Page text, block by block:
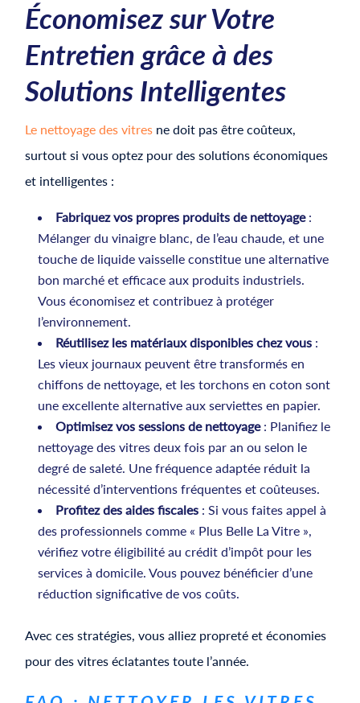
Économisez sur Votre
Entretien grâce à des
Solutions Intelligentes
Le nettoyage des vitres ne doit pas être coûteux,
surtout si vous optez pour des solutions économiques
et intelligentes :
Fabriquez vos propres produits de nettoyage:
Mélanger du vinaigre blanc, de l’eau chaude, et une
touche de liquide vaisselle constitue une alternative
bon marché et efficace aux produits industriels.
Vous économisez et contribuez à protéger
l’environnement.
Réutilisez les matériaux disponibles chez vous :
Les vieux journaux peuvent être transformés en
chiffons de nettoyage, et les torchons en coton sont
une excellente alternative aux serviettes en papier.
Optimisez vos sessions de nettoyage: Planifiez le
nettoyage des vitres deux fois par an ou selon le
degré de saleté. Une fréquence adaptée réduit la
nécessité d’interventions fréquentes et coûteuses.
Profitez des aides fiscales : Si vous faites appel à
des professionnels comme « Plus Belle La Vitre »,
vérifiez votre éligibilité au crédit d’impôt pour les
services à domicile. Vous pouvez bénéficier d’une
réduction significative de vos coûts.
Avec ces stratégies, vous alliez propreté et économies
pour des vitres éclatantes toute l’année.